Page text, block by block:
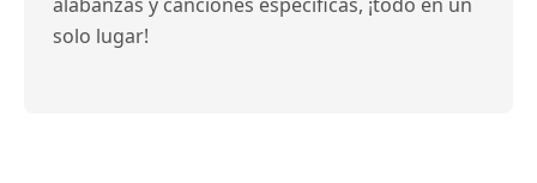
solo lugar!